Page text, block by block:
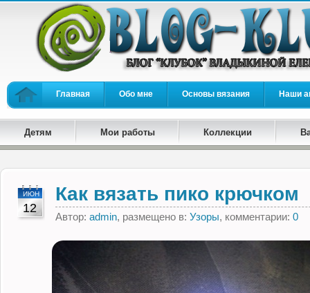
Главная Обо мне Основы вязания Наши
Детям Мои работы Коллекции
ИЮН
12
Как вязать пико крючком
Автор: admin, размещено в: Узоры, комментарии: 0